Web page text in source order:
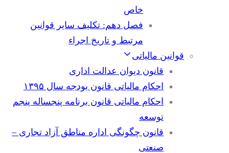
خاص
فصل دهم: تکلیف سایر قوانین
مرتبط و تاریخ اجراء
قوانین مالیاتی
قانون دیوان عدالت اداری
احکام مالیاتی قانون بودجه سال ۱۳۹۵
احکام مالیاتی قانون برنامه پنجساله پنجم
توسعه
قانون چگونگی اداره مناطق آزاد تجاری –
صنعتی